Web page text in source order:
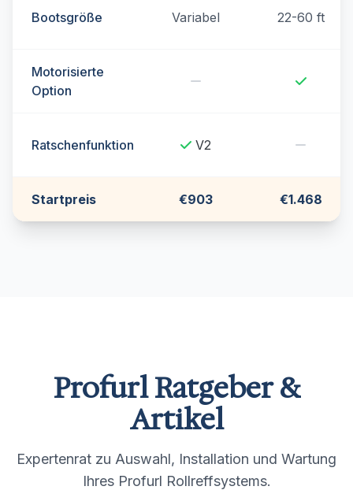
Bootsgröße Variabel 22-60 ft
Motorisierte
Option
Ratschenfunktion V2
Startpreis €903 €1.468
Profurl Ratgeber &
Artikel
Expertenrat zu Auswahl, Installation und Wartung
Ihres Profurl Rollreffsystems.